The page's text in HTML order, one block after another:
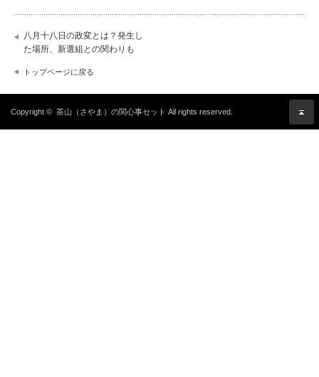
八月十八日の政変とは？発生し
た場所、新選組との関わりも
トップページに戻る
Copyright © 茶山（さやま）の関心事セット All rights reserved.